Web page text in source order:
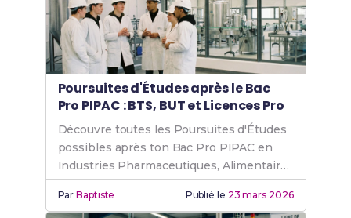
Poursuites d'Études après le Bac
Pro PIPAC : BTS, BUT et Licences Pro
Découvre toutes les Poursuites d'Études
possibles après ton Bac Pro PIPAC en
Industries Pharmaceutiques, Alimentaires
et Cosmétiques.
ParBaptiste Publié le 23 mars 2026